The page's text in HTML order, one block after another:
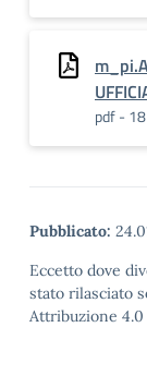
pdf -
Pubblicato:
Eccetto dove
stato rilasciato
Attribuzione 4.0